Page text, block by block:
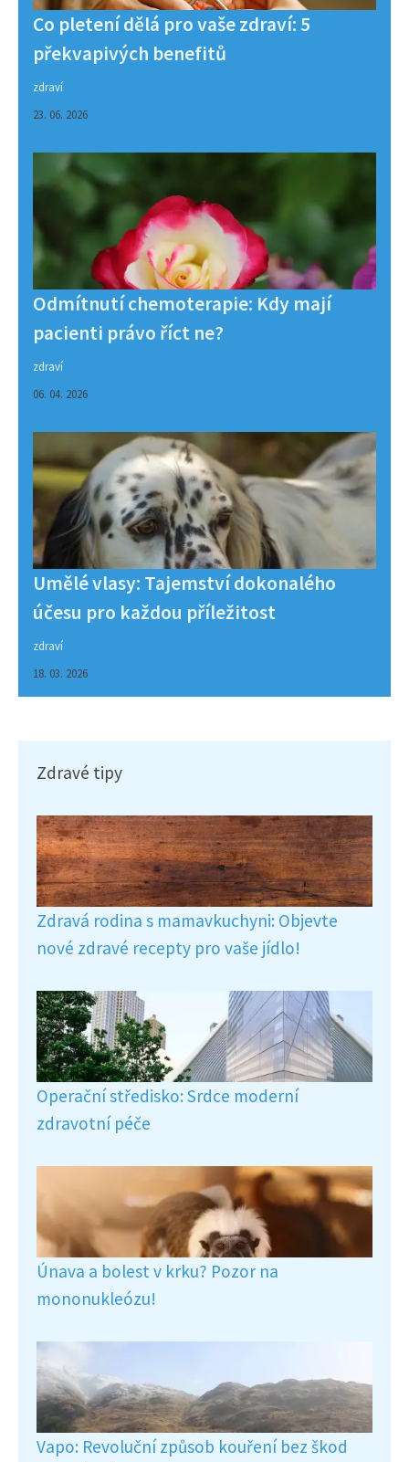
Co pletení dělá pro vaše zdraví: 5
překvapivých benefitů
zdraví
23. 06. 2026
Odmítnutí chemoterapie: Kdy mají
pacienti právo říct ne?
zdraví
06. 04. 2026
Umělé vlasy: Tajemství dokonalého
účesu pro každou příležitost
zdraví
18. 03. 2026
Zdravé tipy
Zdravá rodina s mamavkuchyni: Objevte
nové zdravé recepty pro vaše jídlo!
Operační středisko: Srdce moderní
zdravotní péče
Únava a bolest v krku? Pozor na
mononukleózu!
Vapo: Revoluční způsob kouření bez škod